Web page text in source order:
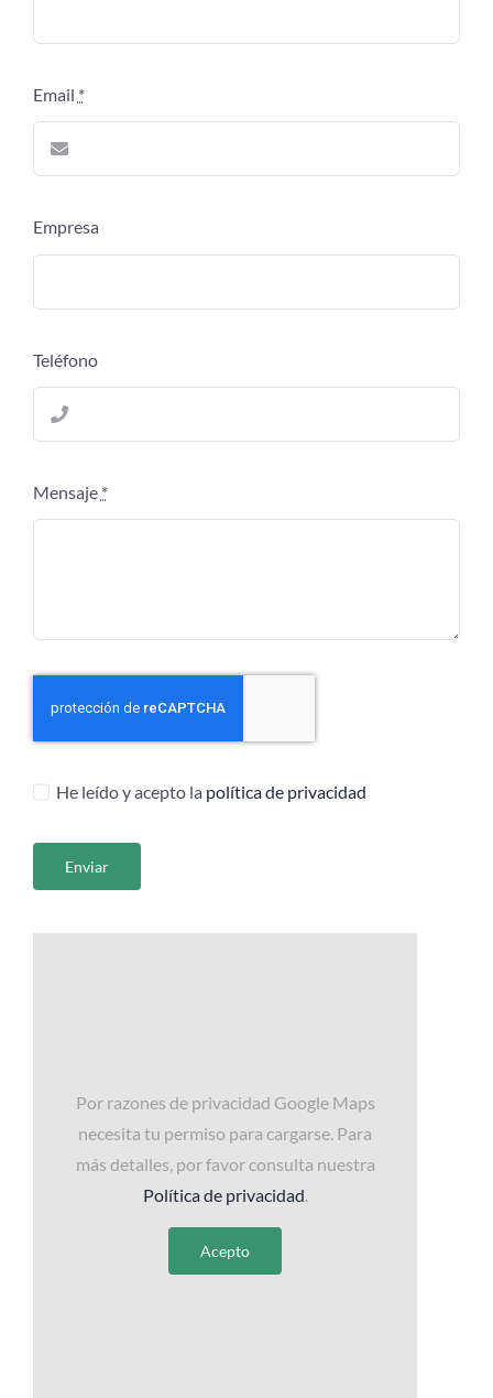
Email *
Empresa
Teléfono
Mensaje *
He leído y acepto la política de privacidad
Enviar
Por razones de privacidad Google Maps
necesita tu permiso para cargarse. Para
más detalles, por favor consulta nuestra
Política de privacidad.
Acepto